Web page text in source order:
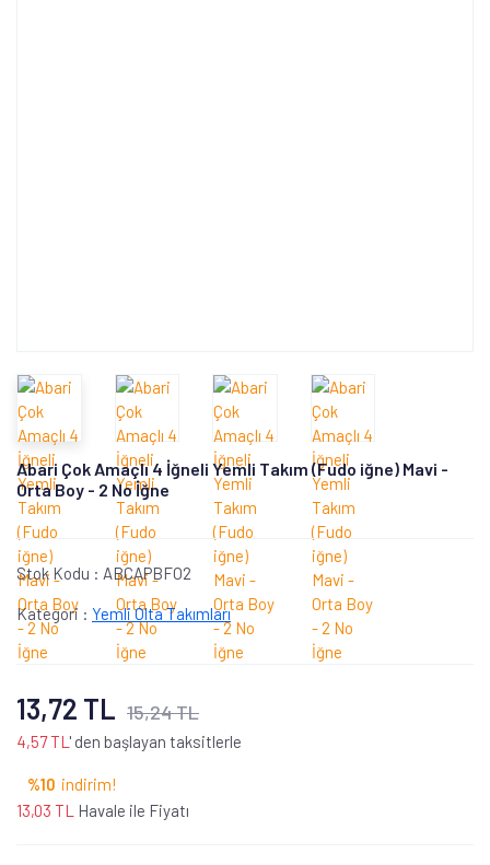
Abari Çok Amaçlı 4 İğneli Yemli Takım (Fudo iğne) Mavi -
Orta Boy - 2 No İğne
Stok Kodu : ABCAPBFO2
Kategori : Yemli Olta Takımları
13,72 TL 15,24 TL
4,57 TL ' den başlayan taksitlerle
%10 indirim!
13,03 TL
Havale ile Fiyatı